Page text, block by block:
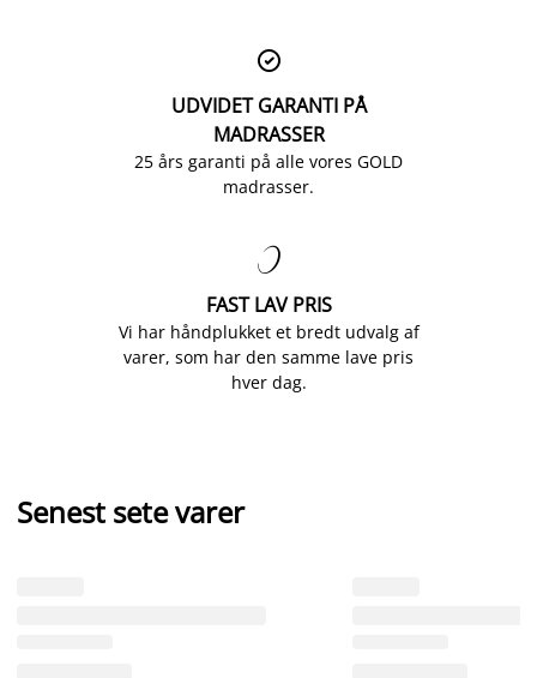

UDVIDET GARANTI PÅ
MADRASSER
25 års garanti på alle vores GOLD
madrasser.

FAST LAV PRIS
Vi har håndplukket et bredt udvalg af
varer, som har den samme lave pris
hver dag.
Senest sete varer